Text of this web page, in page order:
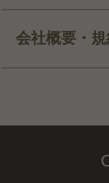
会社概要・規